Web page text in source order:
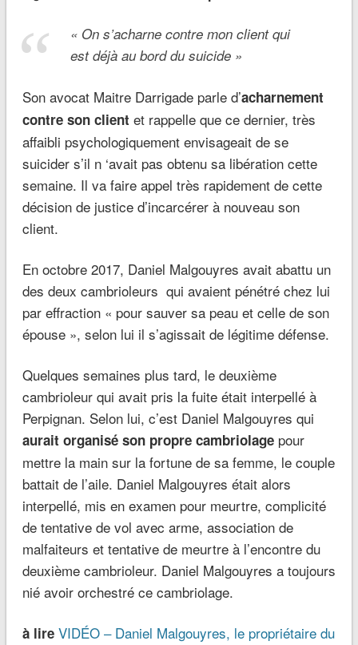
« On s’acharne contre mon client qui
est déjà au bord du suicide »
Son avocat Maitre Darrigade parle d’acharnement
contre son client et rappelle que ce dernier, très
affaibli psychologiquement envisageait de se
suicider s’il n ‘avait pas obtenu sa libération cette
semaine. Il va faire appel très rapidement de cette
décision de justice d’incarcérer à nouveau son
client.
En octobre 2017, Daniel Malgouyres avait abattu un
des deux cambrioleurs qui avaient pénétré chez lui
par effraction « pour sauver sa peau et celle de son
épouse », selon lui il s’agissait de légitime défense.
Quelques semaines plus tard, le deuxième
cambrioleur qui avait pris la fuite était interpellé à
Perpignan. Selon lui, c’est Daniel Malgouyres qui
aurait organisé son propre cambriolagepour
mettre la main sur la fortune de sa femme, le couple
battait de l’aile. Daniel Malgouyres était alors
interpellé, mis en examen pour meurtre, complicité
de tentative de vol avec arme, association de
malfaiteurs et tentative de meurtre à l’encontre du
deuxième cambrioleur. Daniel Malgouyres a toujours
nié avoir orchestré ce cambriolage.
à lireVIDÉO – Daniel Malgouyres, le propriétaire du